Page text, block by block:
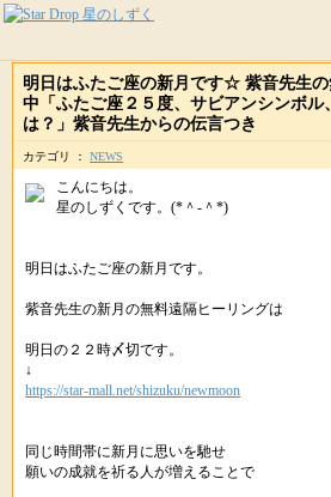
明日はふたご座の新月です☆ 紫音先生
中「ふたご座２５度、サビアンシンボル
は？」紫音先生からの伝言つき
カテゴリ ：NEWS
こんにちは。
星のしずくです。(*＾-＾*)
明日はふたご座の新月です。
紫音先生の新月の無料遠隔ヒーリングは
明日の２２時〆切です。
↓
https://star-mall.net/shizuku/newmoon
同じ時間帯に新月に思いを馳せ
願いの成就を祈る人が増えることで